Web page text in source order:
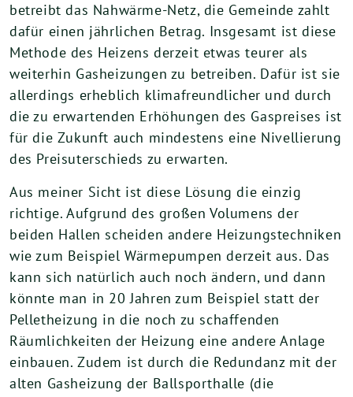
betreibt das Nahwärme-Netz, die Gemeinde zahlt
dafür einen jährlichen Betrag. Insgesamt ist diese
Methode des Heizens derzeit etwas teurer als
weiterhin Gasheizungen zu betreiben. Dafür ist sie
allerdings erheblich klimafreundlicher und durch
die zu erwartenden Erhöhungen des Gaspreises ist
für die Zukunft auch mindestens eine Nivellierung
des Preisuterschieds zu erwarten.
Aus meiner Sicht ist diese Lösung die einzig
richtige. Aufgrund des großen Volumens der
beiden Hallen scheiden andere Heizungstechniken
wie zum Beispiel Wärmepumpen derzeit aus. Das
kann sich natürlich auch noch ändern, und dann
könnte man in 20 Jahren zum Beispiel statt der
Pelletheizung in die noch zu schaffenden
Räumlichkeiten der Heizung eine andere Anlage
einbauen. Zudem ist durch die Redundanz mit der
alten Gasheizung der Ballsporthalle (die